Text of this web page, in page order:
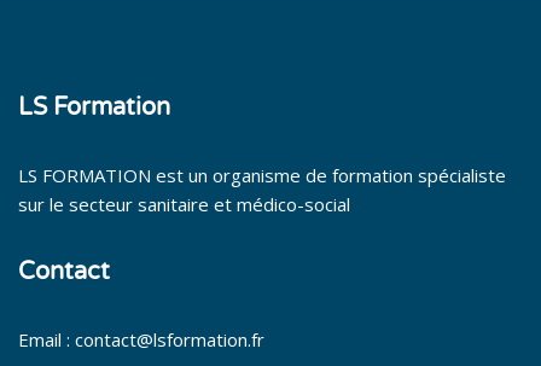
LS Formation
LS FORMATION est un organisme de formation spécialiste
sur le secteur sanitaire et médico-social
Contact
Email : contact@lsformation.fr